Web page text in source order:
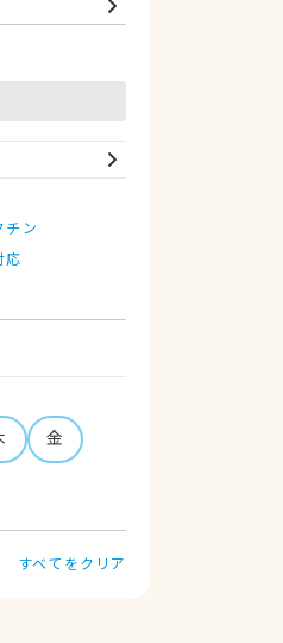
チン
応
金
すべてをクリア